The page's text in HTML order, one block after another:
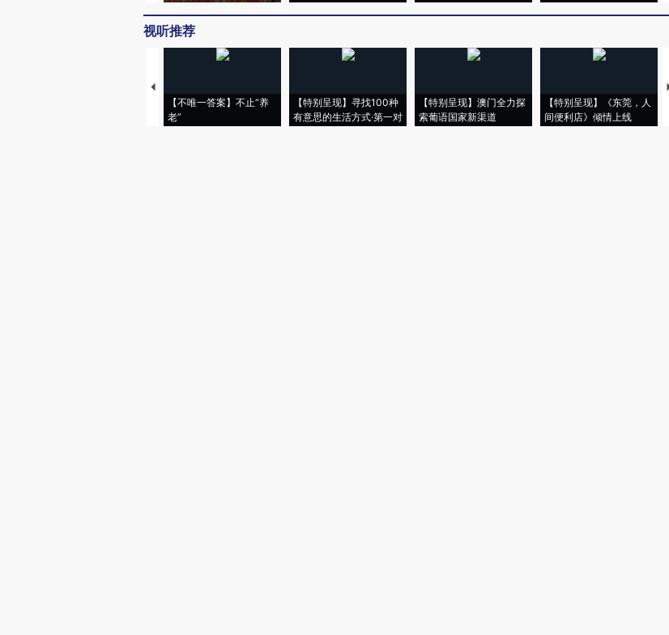
视听推荐
【不唯一答案】不止“养
老”
【特别呈现】寻找100种
有意思的生活方式·第一对
【特别呈现】澳门全力探
索葡语国家新渠道
【特别呈现】《东莞，人
间便利店》倾情上线